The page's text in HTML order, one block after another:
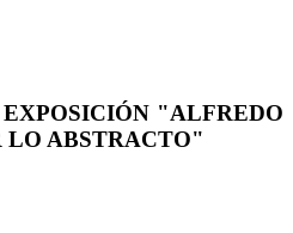
"ALFREDO
ABSTRACTO"